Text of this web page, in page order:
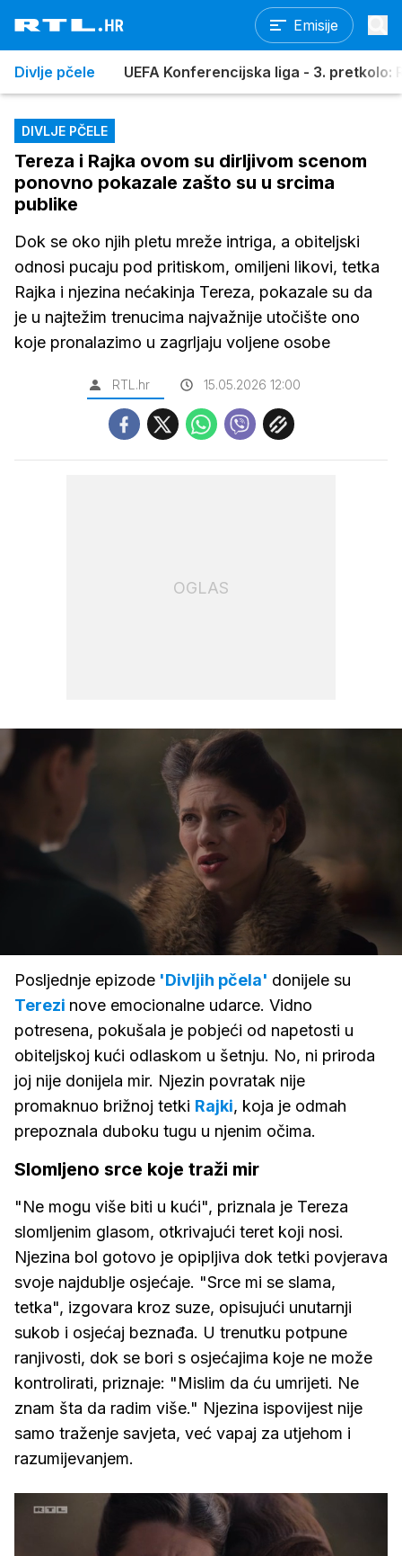
Emisije
Divlje pčele UEFA Konferencijska liga - 3. pretkolo:
DIVLJE PČELE
Tereza i Rajka ovom su dirljivom scenom
ponovno pokazale zašto su u srcima
publike
Dok se oko njih pletu mreže intriga, a obiteljski
odnosi pucaju pod pritiskom, omiljeni likovi, tetka
Rajka i njezina nećakinja Tereza, pokazale su da
je u najtežim trenucima najvažnije utočište ono
koje pronalazimo u zagrljaju voljene osobe
RTL.hr 15.05.2026 12:00
OGLAS
zvuk
Loaded :
100.00%
Posljednje epizode 'Divljih pčela' donijele su
Terezi nove emocionalne udarce. Vidno
potresena, pokušala je pobjeći od napetosti u
obiteljskoj kući odlaskom u šetnju. No, ni priroda
joj nije donijela mir. Njezin povratak nije
promaknuo brižnoj tetki Rajki, koja je odmah
prepoznala duboku tugu u njenim očima.
Slomljeno srce koje traži mir
"Ne mogu više biti u kući", priznala je Tereza
slomljenim glasom, otkrivajući teret koji nosi.
Njezina bol gotovo je opipljiva dok tetki povjerava
svoje najdublje osjećaje. "Srce mi se slama,
tetka", izgovara kroz suze, opisujući unutarnji
sukob i osjećaj beznađa. U trenutku potpune
ranjivosti, dok se bori s osjećajima koje ne može
kontrolirati, priznaje: "Mislim da ću umrijeti. Ne
znam šta da radim više." Njezina ispovijest nije
samo traženje savjeta, već vapaj za utjehom i
razumijevanjem.